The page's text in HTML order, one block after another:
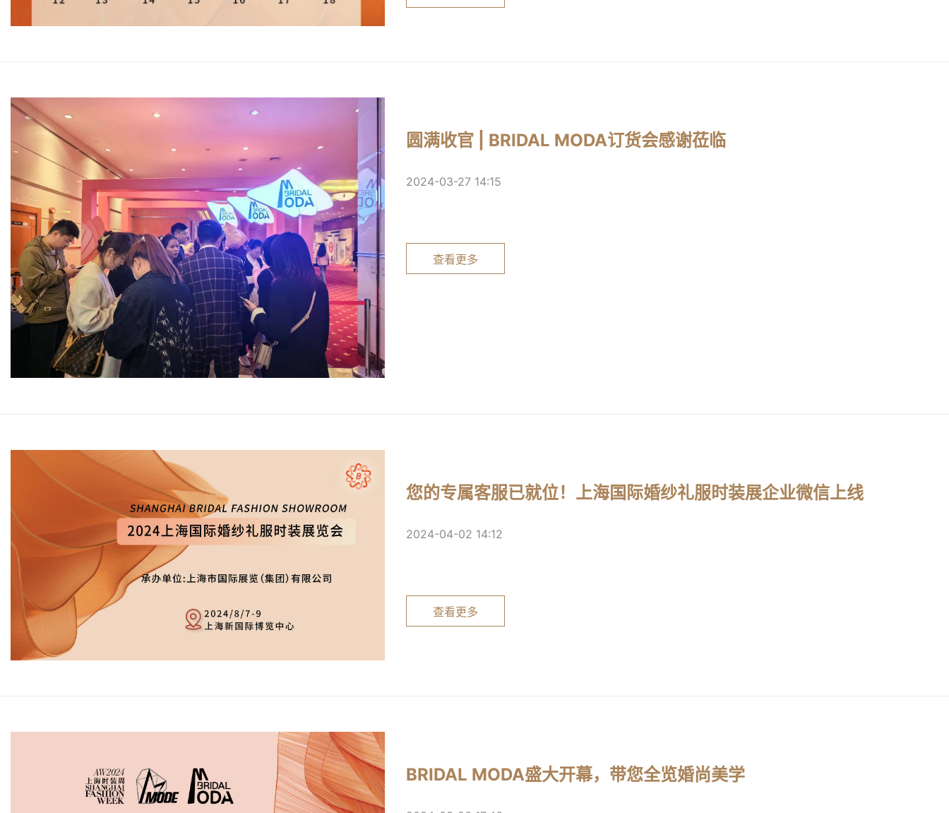
圆满收官 | BRIDAL MODA订货会感谢莅临
2024-03-27 14:15
查看更多
您的专属客服已就位！上海国际婚纱礼服时装展企业微信上线
2024-04-02 14:12
查看更多
BRIDAL MODA盛大开幕，带您全览婚尚美学